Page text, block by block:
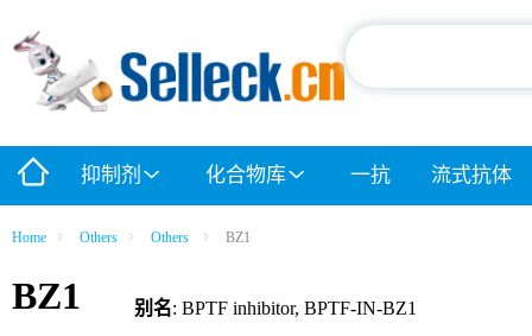
抑制剂 化合物库 一抗 流式抗体
Home Others Others BZ1
BZ1 别名: BPTF inhibitor, BPTF-IN-BZ1